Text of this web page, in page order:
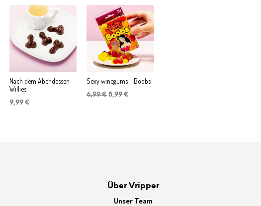
Nach dem Abendessen
Willies
9,99 €
Sexy winegums - Boobs
6,99€ Ursprünglicher
5,99 €
Über Vripper
Unser Team